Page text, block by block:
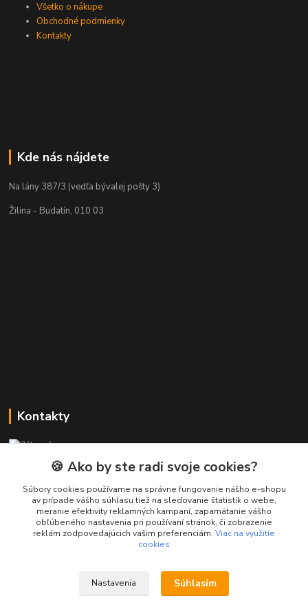
Všetko o nákupe
Obchodné podmienky
Kontakty
Kde nás nájdete
Na lány 387/3 (vedľa bývalej pošty 3)
Žilina - Budatín, 010 03
Kontakty
+421 911 010 560
Po-Pia, 13-17 hod.
info@presmartfon.sk
🍪 Ako by ste radi svoje cookies?
Súbory cookies používame na správne fungovanie nášho e-shopu
av prípade vášho súhlasu tiež na sledovanie štatistík o webe,
meranie efektivity reklamných kampaní, zapamätanie vášho
obľúbeného nastavenia pri používaní stránok, či zobrazenie
reklám zodpovedajúcich vašim preferenciám. Viac na využitie
cookies
Nastavenia Súhlasím